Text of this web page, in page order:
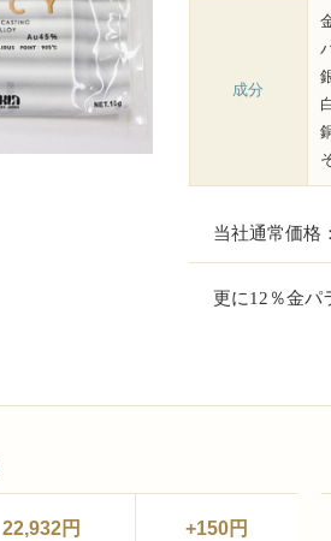
成分
当社通常価
更に12％金
22,932円 +150円